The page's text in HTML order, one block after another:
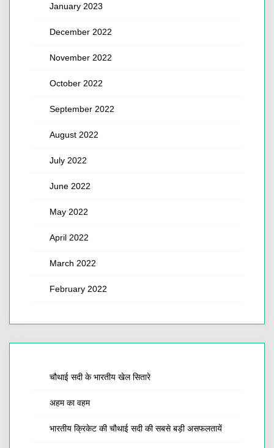
January 2023
December 2022
November 2022
October 2022
September 2022
August 2022
July 2022
June 2022
May 2022
April 2022
March 2022
February 2022
चौथाई सदी के भारतीय खेल सितारे
अहम का वहम
भारतीय क्रिकेट की चौथाई सदी की सबसे बड़ी असफलतायें